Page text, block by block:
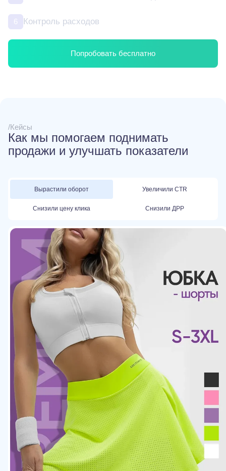
6 Контроль расходов
Попробовать бесплатно
/Кейсы
Как мы помогаем поднимать
продажи и улучшать показатели
Вырастили оборот Увеличили CTR
Снизили цену клика Снизили ДРР